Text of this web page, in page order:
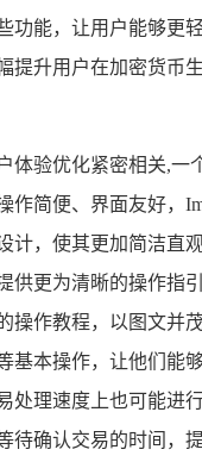
功能，让用户能够更
提升用户在加密货币
体验优化紧密相关,一
作简便、界面友好，
计，使其更加简洁直
供更为清晰的操作指
操作教程，以图文并
基本操作，让他们能
处理速度上也可能进
待确认交易的时间，